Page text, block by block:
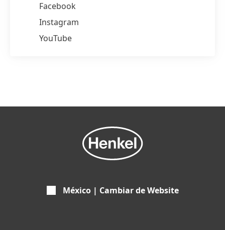
Facebook
Instagram
YouTube
México | Cambiar de Website